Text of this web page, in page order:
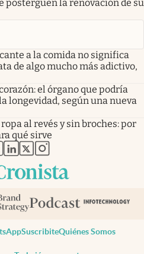
posterguen la renovación de su
a la comida no significa
de algo mucho más adictivo,
el órgano que podría
longevidad, según una nueva
al revés y sin broches: por
qué sirve
en nueva pestaña
abre en nueva pestaña
abre en nueva pestaña
abre en nueva pestaña
abre en nueva pestaña
SuscribiteQuiénes Somos